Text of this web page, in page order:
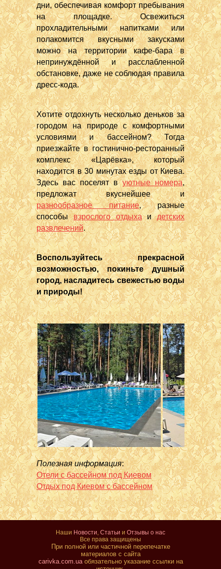
дни, обеспечивая комфорт пребывания
на площадке. Освежиться
прохладительными напитками или
полакомится вкусными закусками
можно на территории кафе-бара в
непринуждённой и расслабленной
обстановке, даже не соблюдая правила
дресс-кода.
Хотите отдохнуть несколько деньков за
городом на природе с комфортными
условиями и бассейном? Тогда
приезжайте в гостинично-ресторанный
комплекс «Царёвка», который
находится в 30 минутах езды от Киева.
Здесь вас поселят вуютные номера,
предложат вкуснейшее и
разнообразное питание, разные
способывзрослого отдыхаидетских
развлечений.
Воспользуйтесь прекрасной
возможностью, покиньте душный
город, насладитесь свежестью воды
и природы!
Полезная информация:
Отели с бассейном под Киевом
Отдых под Киевом с бассейном
Наши Новости Статьи и Отзывы о нас
Все права защищены
При полной или частичной перепечатке
материалов с сайта
carivka.com.uaобязательно указание ссылки на